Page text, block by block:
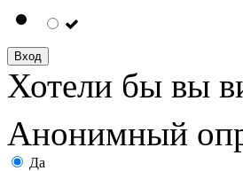
Вход
Хотели бы вы
Анонимный
Да